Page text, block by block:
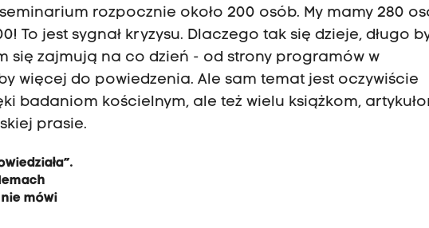
rozpocznie około 200 osób. My mamy 280
To jest sygnał kryzysu. Dlaczego tak się dzieje, długo
się zajmują na co dzień - od strony programów w
więcej do powiedzenia. Ale sam temat jest oczywiście
badaniom kościelnym, ale też wielu książkom,
prasie.
mówi